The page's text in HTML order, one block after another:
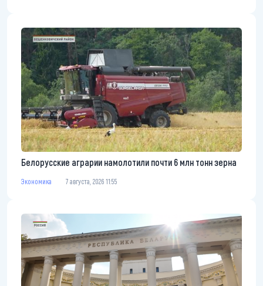
Белорусские аграрии намолотили почти 6 млн тонн зерна
Экономика 7 августа, 2026 11:55